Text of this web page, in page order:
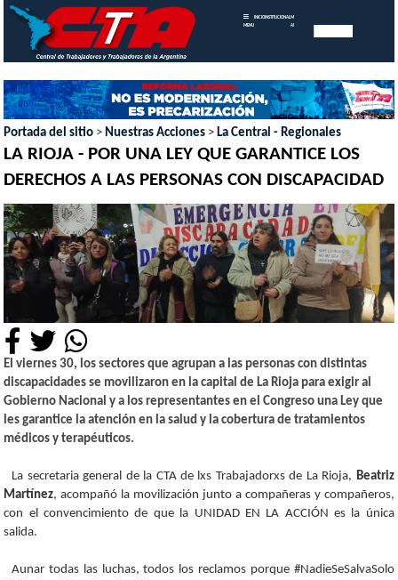
MENU
INICIOINSTITUCIONAL MEMORIAS
ANUALES
Portada del sitio > Nuestras Acciones > La Central - Regionales
LA RIOJA - POR UNA LEY QUE GARANTICE LOS
DERECHOS A LAS PERSONAS CON DISCAPACIDAD
El viernes 30, los sectores que agrupan a las personas con distintas
discapacidades se movilizaron en la capital de La Rioja para exigir al
Gobierno Nacional y a los representantes en el Congreso una Ley que
les garantice la atención en la salud y la cobertura de tratamientos
médicos y terapéuticos.
La secretaria general de la CTA de lxs Trabajadorxs de La Rioja, Beatriz
Martínez, acompañó la movilización junto a compañeras y compañeros,
con el convencimiento de que la UNIDAD EN LA ACCIÓN es la única
salida.
Aunar todas las luchas, todos los reclamos porque #NadieSeSalvaSolo